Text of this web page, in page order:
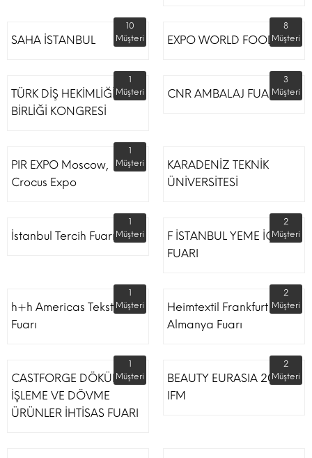
SAHA İSTANBUL
10
Müşteri
EXPO WORLD FOOD
8
Müşteri
TÜRK DİŞ HEKİMLİĞİ
BİRLİĞİ KONGRESİ
1
Müşteri
CNR AMBALAJ FUARI
3
Müşteri
PIR EXPO Moscow,
Crocus Expo
1
Müşteri
KARADENİZ TEKNİK
ÜNİVERSİTESİ
İstanbul Tercih Fuarı
1
Müşteri
F İSTANBUL YEME İÇME
FUARI
2
Müşteri
h+h Americas Tekstil
Fuarı
1
Müşteri
Heimtextil Frankfurt
Almanya Fuarı
2
Müşteri
CASTFORGE DÖKÜM,
İŞLEME VE DÖVME
ÜRÜNLER İHTİSAS FUARI
1
Müşteri
BEAUTY EURASIA 2022
IFM
2
Müşteri